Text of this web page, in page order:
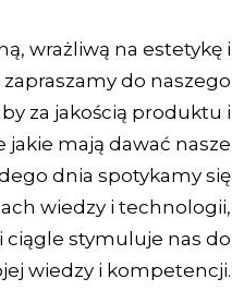
wrażliwą na estetykę i
do naszego
za jakością produktu i
mają dawać nasze
dnia spotykamy się
wiedzy i technologii,
ciągle stymuluje nas do
wiedzy i kompetencji.